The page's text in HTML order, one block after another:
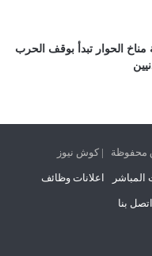
مناخ الحوار تبدأ بوقف الحرب
المباشر اعلانات وظائف
اتصل بنا